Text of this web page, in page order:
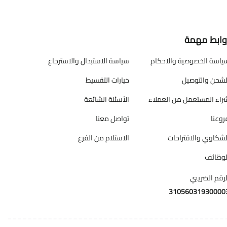
مهمة
الخصوصية والاحكام
سياسة الاستبدال والاسترجاع
والتوصيل
خيارات التقسيط
المستعمل من العملاء
الأسئلة الشائعة
تواصل معنا
والاقتراحات
الاستلام من الفرع
الضريبي